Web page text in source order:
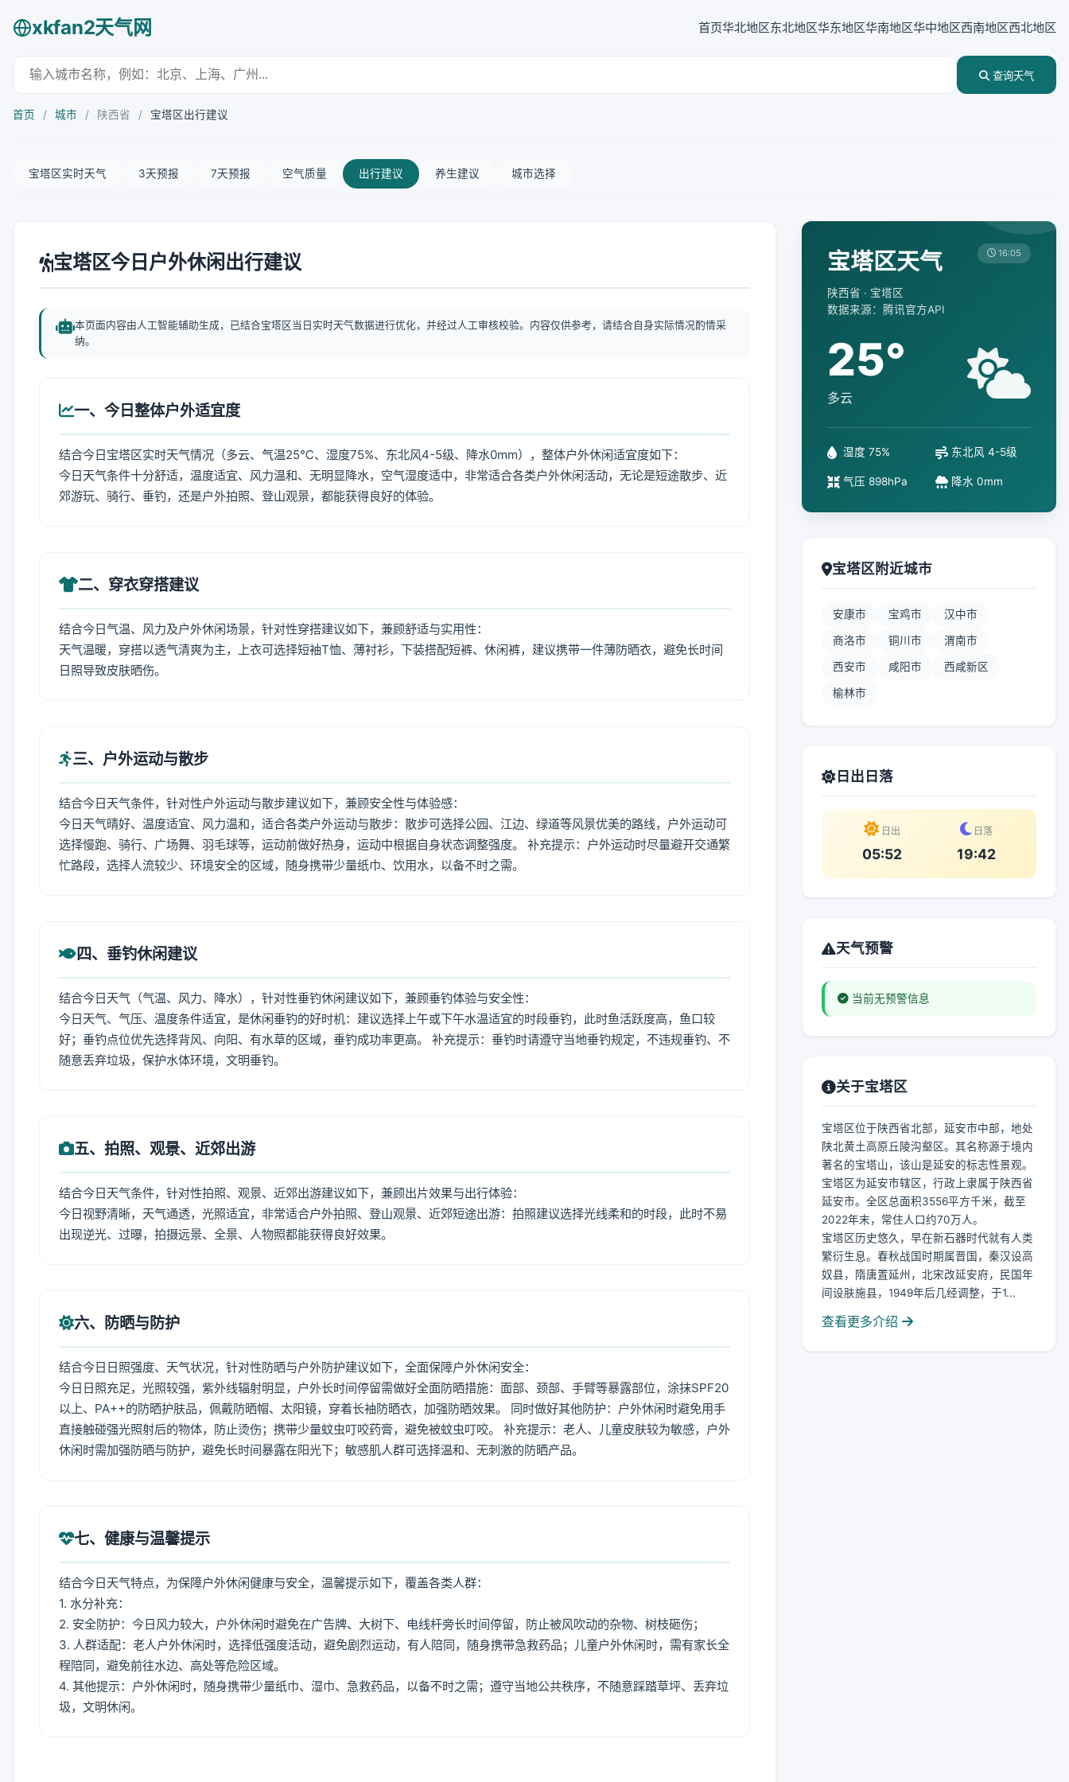
xkfan2天气网 首页华北地区东北地区华东地区华南地区华中地区西南地区西北地区
查询天气
首页 / 城市 / 陕西省 / 宝塔区出行建议
宝塔区实时天气 3天预报 7天预报 空气质量 出行建议 养生建议 城市选择
宝塔区今日户外休闲出行建议
本页面内容由人工智能辅助生成，已结合宝塔区当日实时天气数据进行优化，并经过人工审核校验。内容仅供参考，请结合自身实际情况酌情采
纳。
一、今日整体户外适宜度
结合今日宝塔区实时天气情况（多云、气温25℃、湿度75%、东北风4-5级、降水0mm），整体户外休闲适宜度如下：
今日天气条件十分舒适，温度适宜、风力温和、无明显降水，空气湿度适中，非常适合各类户外休闲活动，无论是短途散步、近
郊游玩、骑行、垂钓，还是户外拍照、登山观景，都能获得良好的体验。
二、穿衣穿搭建议
结合今日气温、风力及户外休闲场景，针对性穿搭建议如下，兼顾舒适与实用性：
天气温暖，穿搭以透气清爽为主，上衣可选择短袖T恤、薄衬衫，下装搭配短裤、休闲裤，建议携带一件薄防晒衣，避免长时间
日照导致皮肤晒伤。
三、户外运动与散步
结合今日天气条件，针对性户外运动与散步建议如下，兼顾安全性与体验感：
今日天气晴好、温度适宜、风力温和，适合各类户外运动与散步：散步可选择公园、江边、绿道等风景优美的路线，户外运动可
选择慢跑、骑行、广场舞、羽毛球等，运动前做好热身，运动中根据自身状态调整强度。 补充提示：户外运动时尽量避开交通繁
忙路段，选择人流较少、环境安全的区域，随身携带少量纸巾、饮用水，以备不时之需。
四、垂钓休闲建议
结合今日天气（气温、风力、降水），针对性垂钓休闲建议如下，兼顾垂钓体验与安全性：
今日天气、气压、温度条件适宜，是休闲垂钓的好时机：建议选择上午或下午水温适宜的时段垂钓，此时鱼活跃度高，鱼口较
好；垂钓点位优先选择背风、向阳、有水草的区域，垂钓成功率更高。 补充提示：垂钓时请遵守当地垂钓规定，不违规垂钓、不
随意丢弃垃圾，保护水体环境，文明垂钓。
五、拍照、观景、近郊出游
结合今日天气条件，针对性拍照、观景、近郊出游建议如下，兼顾出片效果与出行体验：
今日视野清晰，天气通透，光照适宜，非常适合户外拍照、登山观景、近郊短途出游：拍照建议选择光线柔和的时段，此时不易
出现逆光、过曝，拍摄远景、全景、人物照都能获得良好效果。
六、防晒与防护
结合今日日照强度、天气状况，针对性防晒与户外防护建议如下，全面保障户外休闲安全：
今日日照充足，光照较强，紫外线辐射明显，户外长时间停留需做好全面防晒措施：面部、颈部、手臂等暴露部位，涂抹SPF20
以上、PA++的防晒护肤品，佩戴防晒帽、太阳镜，穿着长袖防晒衣，加强防晒效果。 同时做好其他防护：户外休闲时避免用手
直接触碰强光照射后的物体，防止烫伤；携带少量蚊虫叮咬药膏，避免被蚊虫叮咬。 补充提示：老人、儿童皮肤较为敏感，户外
休闲时需加强防晒与防护，避免长时间暴露在阳光下；敏感肌人群可选择温和、无刺激的防晒产品。
七、健康与温馨提示
结合今日天气特点，为保障户外休闲健康与安全，温馨提示如下，覆盖各类人群：
1. 水分补充：
2. 安全防护：今日风力较大，户外休闲时避免在广告牌、大树下、电线杆旁长时间停留，防止被风吹动的杂物、树枝砸伤；
3. 人群适配：老人户外休闲时，选择低强度活动，避免剧烈运动，有人陪同，随身携带急救药品；儿童户外休闲时，需有家长全
程陪同，避免前往水边、高处等危险区域。
4. 其他提示：户外休闲时，随身携带少量纸巾、湿巾、急救药品，以备不时之需；遵守当地公共秩序，不随意踩踏草坪、丢弃垃
圾，文明休闲。
宝塔区天气
陕西省 · 宝塔区
数据来源：腾讯官方API
16:05
25°
多云
湿度 75% 东北风 4-5级
气压 898hPa 降水 0mm
宝塔区附近城市
安康市 宝鸡市 汉中市
商洛市 铜川市 渭南市
西安市 咸阳市 西咸新区
榆林市
日出日落
日出
05:52
日落
19:42
天气预警
当前无预警信息
关于宝塔区
宝塔区位于陕西省北部，延安市中部，地处
陕北黄土高原丘陵沟壑区。其名称源于境内
著名的宝塔山，该山是延安的标志性景观。
宝塔区为延安市辖区，行政上隶属于陕西省
延安市。全区总面积3556平方千米，截至
2022年末，常住人口约70万人。
宝塔区历史悠久，早在新石器时代就有人类
繁衍生息。春秋战国时期属晋国，秦汉设高
奴县，隋唐置延州，北宋改延安府，民国年
间设肤施县，1949年后几经调整，于1...
查看更多介绍